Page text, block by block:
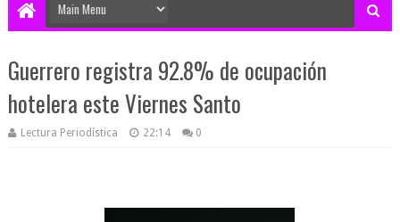
Guerrero registra 92.8% de ocupación
hotelera este Viernes Santo
Lectura Periodística 22:14 0